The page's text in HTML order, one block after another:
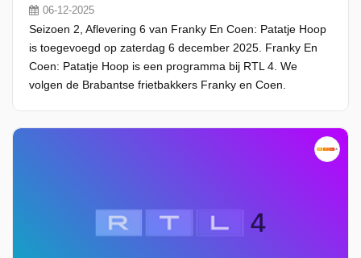
06-12-2025
Seizoen 2, Aflevering 6 van Franky En Coen: Patatje Hoop
is toegevoegd op zaterdag 6 december 2025. Franky En
Coen: Patatje Hoop is een programma bij RTL 4. We
volgen de Brabantse frietbakkers Franky en Coen.